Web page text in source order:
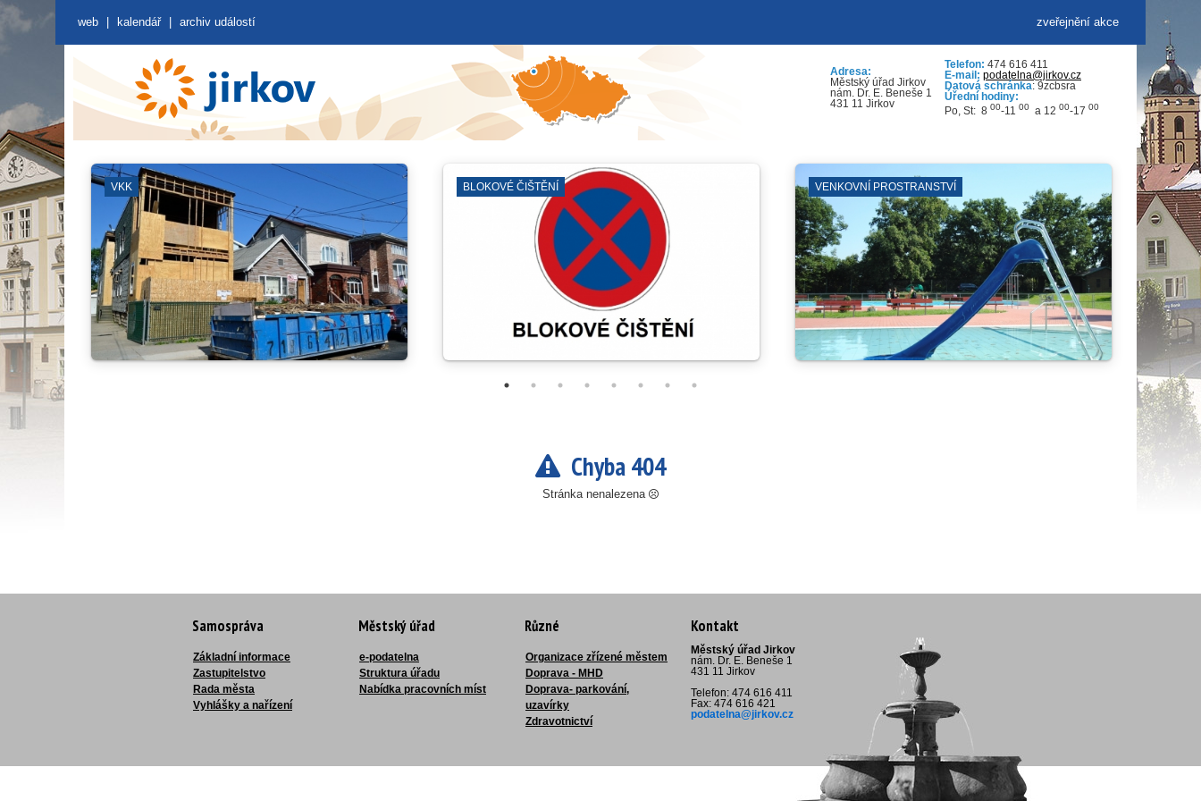
zveřejnění akce
web kalendář archiv událostí
Adresa:
Městský úřad Jirkov
nám. Dr. E. Beneše 1
431 11 Jirkov
Telefon: 474 616 411
E-mail: podatelna@jirkov.cz
Datová schránka: 9zcbsra
Úřední hodiny:
Po, St: 8 00-11 00 a 12 00-17 00
ČIŠTĚNÍ VENKOVNÍ PROSTRANSTVÍ ZÁJMOVÁ SDRUŽENÍ
Chyba 404
Stránka nenalezena
Samospráva
Základní informace
Zastupitelstvo
Rada města
Vyhlášky a nařízení
Městský úřad
e-podatelna
Struktura úřadu
Nabídka pracovních míst
Různé
Organizace zřízené městem
Doprava - MHD
Doprava- parkování,
uzavírky
Zdravotnictví
Kontakt
Městský úřad Jirkov
nám. Dr. E. Beneše 1
431 11 Jirkov
Telefon: 474 616 411
Fax: 474 616 421
podatelna@jirkov.cz